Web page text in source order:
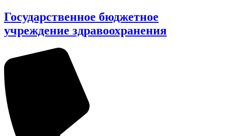
Государственное бюджетное
учреждение здравоохранения